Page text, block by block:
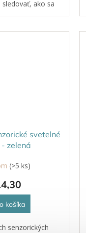
ako sa
svetelné
zelená
(>5 ks)
košíka
senzorických